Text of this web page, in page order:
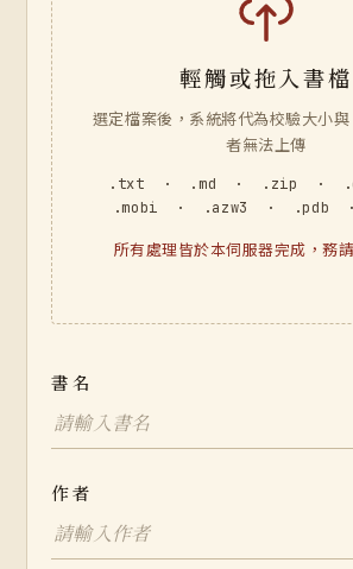
輕觸或拖入書檔
選定檔案後，系統將代為校驗大小
者無法上傳
.txt · .md · .zip ·
.mobi · .azw3 · .pdb
所有處理皆於本伺服器完成，務
書名
作者